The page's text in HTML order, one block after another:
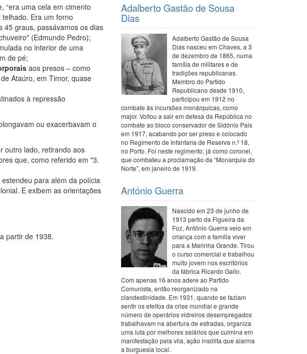
“era uma cela em cimento
Era um forno
45 graus, passávamos os dias
(Edmundo Pedro);
no interior de uma
de pé;
aos presos – como
Ataúro, em Timor, quase
à repressão
ou exacerbavam o
outro lado, retirando aos
que, como referido em "3.
estendeu para além da polícia
E exibem as orientações
partir de 1938.
Adalberto Gastão de Sousa
Dias
Adalberto Gastão de Sousa
Dias nasceu em Chaves, a 3
de dezembro de 1865, numa
família de militares e de
tradições republicanas.
Membro do Partido
Republicano desde 1910,
participou em 1912 no
combate às incursões monárquicas, como
major. Voltou a sair em defesa da República no
combate ao bloco conservador de Sidónio Pais
em 1917, acabando por ser preso e colocado
no Regimento de Infantaria de Reserva n.º 18,
no Porto. Foi neste regimento, já como coronel,
que combateu a proclamação da “Monarquia do
Norte”, em janeiro de 1919.
António Guerra
Nascido em 23 de junho de
1913 perto da Figueira da
Foz, António Guerra veio em
criança com a família viver
para a Marinha Grande. Tirou
o curso comercial e trabalhou
muito jovem nos escritórios
da fábrica Ricardo Gallo.
Com apenas 16 anos adere ao Partido
Comunista, então reorganizado na
clandestinidade. Em 1931, quando se faziam
sentir os efeitos da crise mundial e grande
número de operários vidreiros desempregados
trabalhavam na abertura de estradas, organiza
uma luta por melhores salários que culmina em
manifestação pela vila, ação insólita que alarma
a burguesia local.